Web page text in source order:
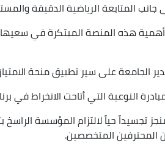
جانب المتابعة الرياضية الدقيقة
الجامعة على سير تطبيق منحة
النوعية التي أتاحت الانخراط في
تجسيداً حياً لالتزام المؤسسة
المحترفين المتخصصين.